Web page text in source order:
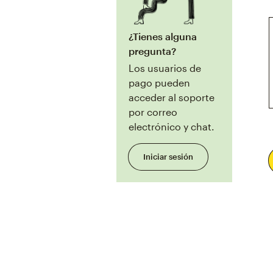
¿Tienes alguna
pregunta?
Los usuarios de
pago pueden
acceder al soporte
por correo
electrónico y chat.
Iniciar sesión